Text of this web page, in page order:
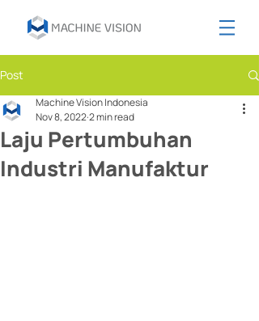
Post
Laju Pertumbuhan
Industri Manufaktur
Machine Vision Indonesia
Nov 8, 20222 min read